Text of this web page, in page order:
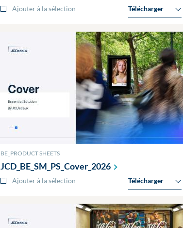
Ajouter à la sélection Télécharger
BE_PRODUCT SHEETS
JCD_BE_SM_PS_Cover_2026
Ajouter à la sélection Télécharger